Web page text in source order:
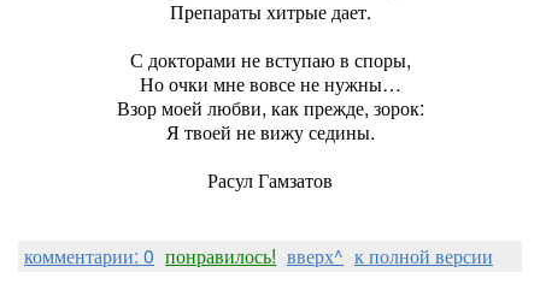
Препараты хитрые дает.
С докторами не вступаю в споры,
Но очки мне вовсе не нужны…
Взор моей любви, как прежде, зорок:
Я твоей не вижу седины.
Расул Гамзатов
комментарии: 0 понравилось! вверх^ к полной версии